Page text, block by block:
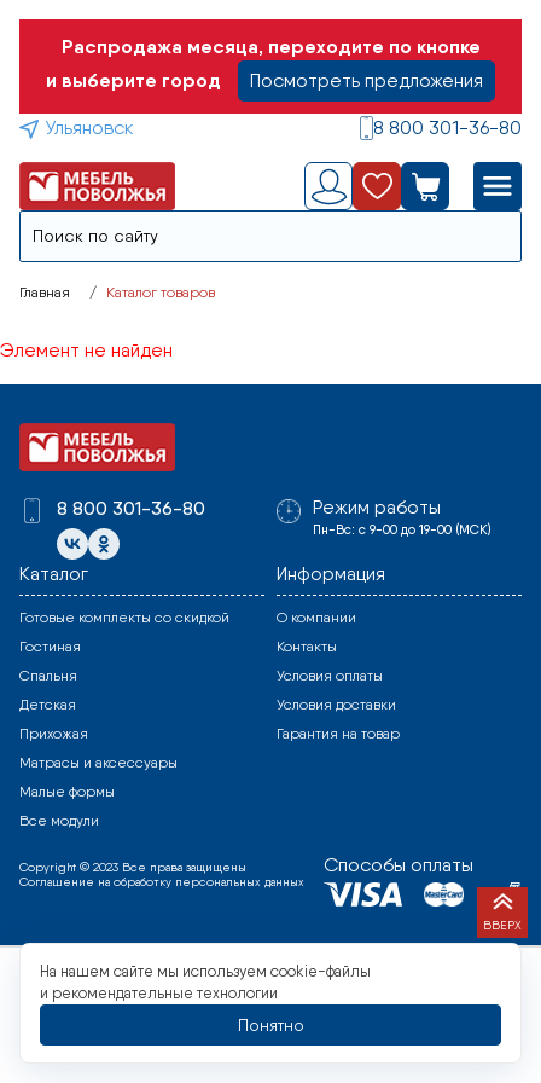
Распродажа месяца, переходите по кнопке
и выберите город
Посмотреть предложения
Ульяновск 8 800 301-36-80
Главная Каталог товаров
Элемент не найден
8 800 301-36-80 Режим работы
Пн-Вс: с 9-00 до 19-00 (МСК)
Каталог
Готовые комплекты со скидкой
Гостиная
Спальня
Детская
Прихожая
Матрасы и аксессуары
Малые формы
Все модули
Информация
О компании
Контакты
Условия оплаты
Условия доставки
Гарантия на товар
Copyright © 2023 Все права защищены
Соглашение на обработку персональных данных
Способы оплаты
ВВЕРХ
На нашем сайте мы используем cookie-файлы
и рекомендательные технологии
Понятно